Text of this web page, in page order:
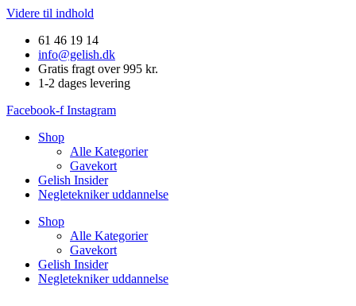
Videre til indhold
61 46 19 14
info@gelish.dk
Gratis fragt over 995 kr.
1-2 dages levering
Facebook-f Instagram
Shop
Alle Kategorier
Gavekort
Gelish Insider
Negletekniker uddannelse
Shop
Alle Kategorier
Gavekort
Gelish Insider
Negletekniker uddannelse